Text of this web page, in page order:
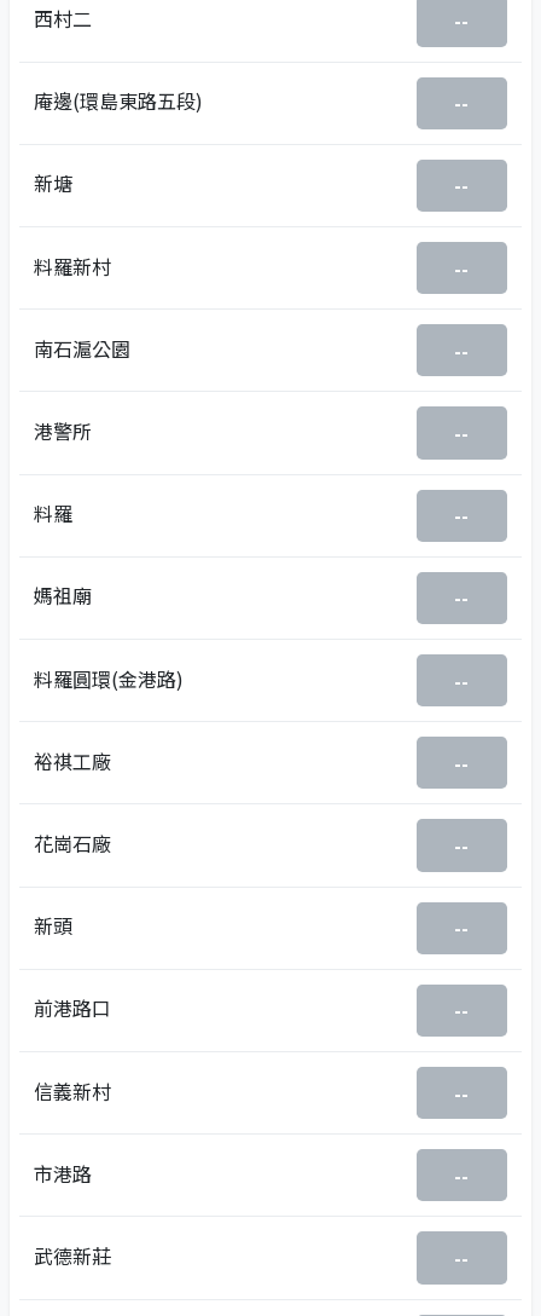
西村二 --
庵邊(環島東路五段) --
新塘 --
料羅新村 --
南石滬公園 --
港警所 --
料羅 --
媽祖廟 --
料羅圓環(金港路) --
裕祺工廠 --
花崗石廠 --
新頭 --
前港路口 --
信義新村 --
市港路 --
武德新莊 --